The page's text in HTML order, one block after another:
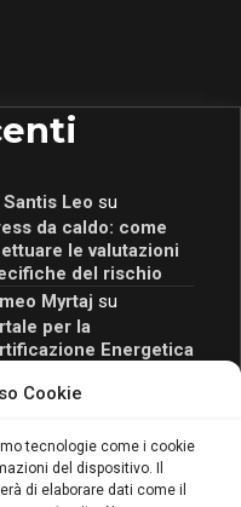
Cookie
tecnologie come i cookie
del dispositivo. Il
di elaborare dati come il
Santis Leo su
da caldo: come
le valutazioni
del rischio
Myrtaj su
per la
Energetica
il Corso Blumatica